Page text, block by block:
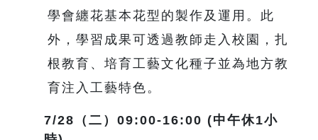
學會纏花基本花型的製作及運用。此
外，學習成果可透過教師走入校園，扎
根教育、培育工藝文化種子並為地方教
育注入工藝特色。
7/28 （二）09:00-16:00 (中午休1小